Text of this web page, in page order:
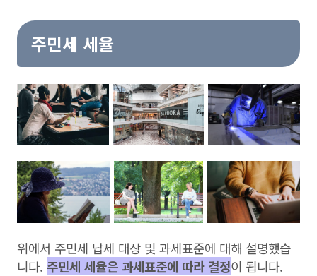
주민세 세율
위에서 주민세 납세 대상 및 과세표준에 대해 설명했습
니다. 주민세 세율은 과세표준에 따라 결정이 됩니다.